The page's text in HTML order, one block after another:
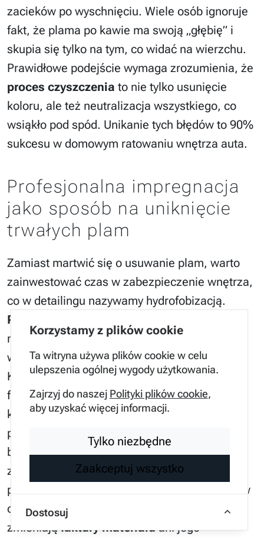
Korzystamy z plików cookie
Ta witryna używa plików cookie w celu
ulepszenia ogólnej wygody użytkowania.
Zajrzyj do naszej Polityki plików cookie,
aby uzyskać więcej informacji.
Tylko niezbędne
Zaakceptuj wszystko
Dostosuj
zacieków po wyschnięciu. Wiele osób ignoruje
fakt, że plama po kawie ma swoją „głębię” i
skupia się tylko na tym, co widać na wierzchu.
Prawidłowe podejście wymaga zrozumienia, że
proces czyszczenia to nie tylko usunięcie
koloru, ale też neutralizacja wszystkiego, co
wsiąkło pod spód. Unikanie tych błędów to 90%
sukcesu w domowym ratowaniu wnętrza auta.
Profesjonalna impregnacja
jako sposób na uniknięcie
trwałych plam
Zamiast martwić się o usuwanie plam, warto
zainwestować czas w zabezpieczenie wnętrza,
co w detailingu nazywamy hydrofobizacją.
Powłoki ceramiczne
niewidzialną barierę na każdym pojedynczym
włóknie, zapobiegając wchłanianiu płynów.
Kiedy wylejesz kawę na tak zabezpieczony
fotel, płyn zbiera się w krople (tzw.
koralikowanie) i dosłownie „stoi” na
powierzchni materiału. Daje to kierowcy
bezcenny czas na sięgnięcie po chusteczkę i
zebranie płynu bez ryzyka powstania plamy. W
profesjonalnych studiach używamy preparatów
opartych na nanotechnologii, które nie
zmieniająfaktury materiałuani jego